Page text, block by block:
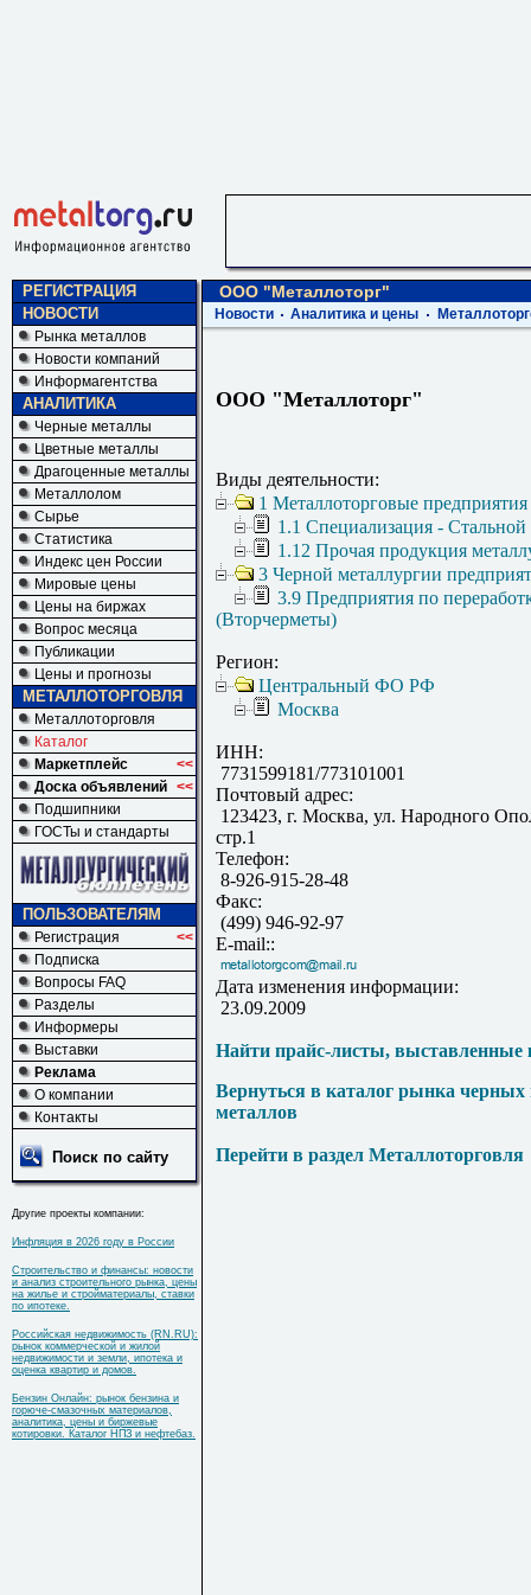
РЕГИСТРАЦИЯ
НОВОСТИ
Рынка металлов
Новости компаний
Информагентства
АНАЛИТИКА
Черные металлы
Цветные металлы
Драгоценные металлы
Металлолом
Сырье
Статистика
Индекс цен России
Мировые цены
Цены на биржах
Вопрос месяца
Публикации
Цены и прогнозы
МЕТАЛЛОТОРГОВЛЯ
Металлоторговля
Каталог
Маркетплейс
<<
Доска объявлений <<
Подшипники
ГОСТы и стандарты
ПОЛЬЗОВАТЕЛЯМ
Регистрация
<<
Подписка
Вопросы FAQ
Разделы
Информеры
Выставки
Реклама
О компании
Контакты
Поиск по сайту
Другие проекты компании:
Инфляция в 2026 году в России
Строительство и финансы: новости
и анализ строительного рынка, цены
на жилье и стройматериалы, ставки
по ипотеке.
Российская недвижимость (RN.RU):
рынок коммерческой и жилой
недвижимости и земли, ипотека и
оценка квартир и домов.
Бензин Онлайн: рынок бензина и
горюче-смазочных материалов,
аналитика, цены и биржевые
котировки. Каталог НПЗ и нефтебаз.
ООО "Металлоторг"
Новости Аналитика и цены
ООО "Металлоторг"
Виды деятельности:
1 Металлоторговые
1.1 Специализация - Стальной
1.12 Прочая продукция
3 Черной металлургии
3.9 Предприятия по
(Вторчерметы)
Регион:
Центральный ФО РФ
Москва
ИНН:
7731599181/773101001
Почтовый адрес:
123423, г. Москва, ул. Народного
стр.1
Телефон:
8-926-915-28-48
Факс:
(499) 946-92-97
E-mail::
Дата изменения информации:
23.09.2009
Найти прайс-листы, выставленные
Вернуться в каталог рынка
металлов
Перейти в раздел Металлоторговля